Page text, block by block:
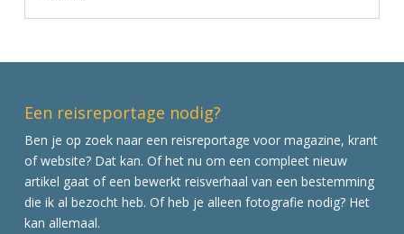
Een reisreportage nodig?
Ben je op zoek naar een reisreportage voor magazine, krant
of website? Dat kan. Of het nu om een compleet nieuw
artikel gaat of een bewerkt reisverhaal van een bestemming
die ik al bezocht heb. Of heb je alleen fotografie nodig? Het
kan allemaal.